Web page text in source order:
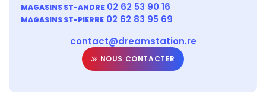
MAGASINS ST-ANDRE 02 62 53 90 16
MAGASINS ST-PIERRE 02 62 83 95 69
contact@dreamstation.re
NOUS CONTACTER